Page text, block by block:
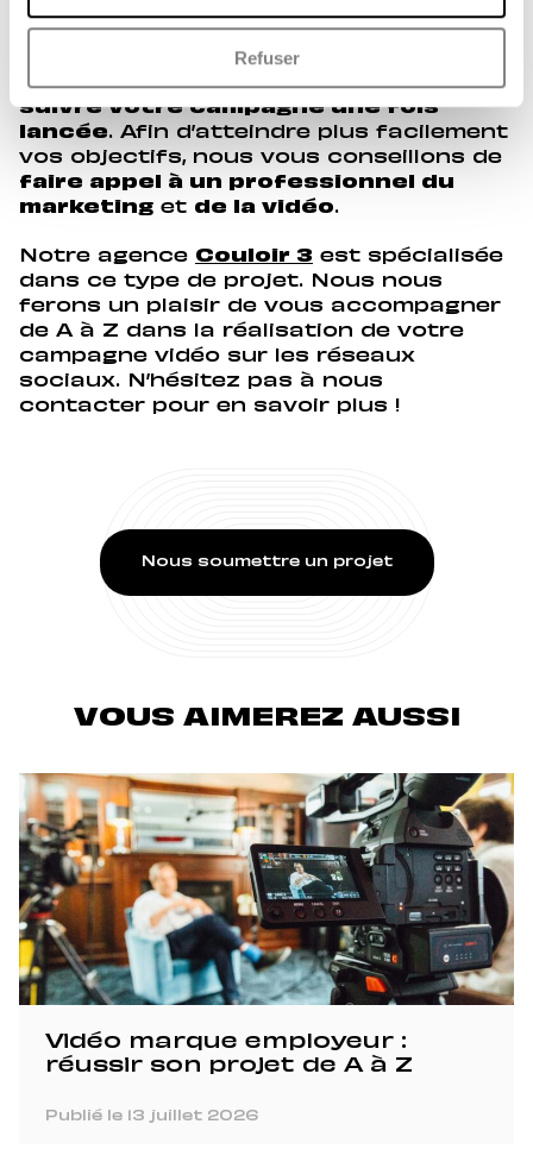
Refuser
sélectionner les bonnes
planifier la production
avec un souci de qualité, etbien
suivre votre campagne une fois
lancée. Afin d’atteindre plus facilement
vos objectifs, nous vous conseillons de
faire appel à un professionnel du
marketing et de la vidéo.
Notre agence Couloir 3 est spécialisée
dans ce type de projet. Nous nous
ferons un plaisir de vous accompagner
de A à Z dans la réalisation de votre
campagne vidéo sur les réseaux
sociaux. N’hésitez pas à nous
contacter pour en savoir plus !
Nous soumettre un projet
VOUS AIMEREZ AUSSI
Vidéo marque employeur :
réussir son projet de A à Z
Publié le 13 juillet 2026